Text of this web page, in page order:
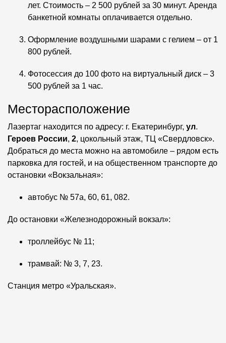
лет. Стоимость – 2 500 рублей за 30 минут. Аренда
банкетной комнаты оплачивается отдельно.
Оформление воздушными шарами с гелием – от 1
800 рублей.
Фотосессия до 100 фото на виртуальный диск – 3
500 рублей за 1 час.
Месторасположение
Лазертаг находится по адресу: г. Екатеринбург, ул.
Героев России, 2, цокольный этаж, ТЦ «Свердловск».
Добраться до места можно на автомобиле – рядом есть
парковка для гостей, и на общественном транспорте до
остановки «Вокзальная»:
автобус № 57а, 60, 61, 082.
До остановки «Железнодорожный вокзал»:
троллейбус № 11;
трамвай: № 3, 7, 23.
Станция метро «Уральская».